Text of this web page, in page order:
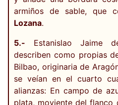
armiños de sable, que
Lozana.
5.- Estanislao Jaime
describen como propias
Bilbao, originaria de
se veían en el cuarto
alianzas: En campo de
plata, moviente del flanco